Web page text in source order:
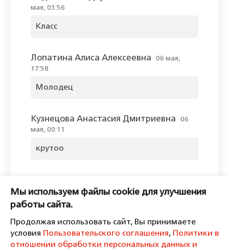
мая, 03:56
Класс
Лопатина Алиса Алексеевна
06 мая,
17:58
Молодец
Кузнецова Анастасия Дмитриевна
06
мая, 00:11
крутоо
Пожалуйста, войдите, чтобы
комментировать.
Мы используем файлы cookie для улучшения
работы сайта.
Продолжая использовать сайт, Вы принимаете
условия Пользовательского соглашения, Политики в
отношении обработки персональных данных и